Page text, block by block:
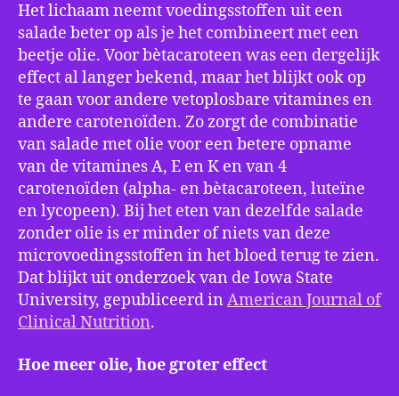
Het lichaam neemt voedingsstoffen uit een
salade beter op als je het combineert met een
beetje olie. Voor bètacaroteen was een dergelijk
effect al langer bekend, maar het blijkt ook op
te gaan voor andere vetoplosbare vitamines en
andere carotenoïden. Zo zorgt de combinatie
van salade met olie voor een betere opname
van de vitamines A, E en K en van 4
carotenoïden (alpha- en bètacaroteen, luteïne
en lycopeen). Bij het eten van dezelfde salade
zonder olie is er minder of niets van deze
microvoedingsstoffen in het bloed terug te zien.
Dat blijkt uit onderzoek van de Iowa State
University, gepubliceerd in American Journal of
Clinical Nutrition.
Hoe meer olie, hoe groter effect